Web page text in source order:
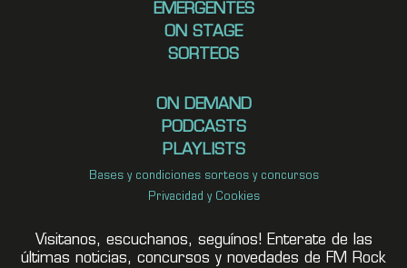
EMERGENTES
ON STAGE
SORTEOS
ON DEMAND
PODCASTS
PLAYLISTS
Bases y condiciones sorteos y concursos
Privacidad y Cookies
Visitanos, escuchanos, seguínos! Enterate de las
últimas noticias, concursos y novedades de FM Rock